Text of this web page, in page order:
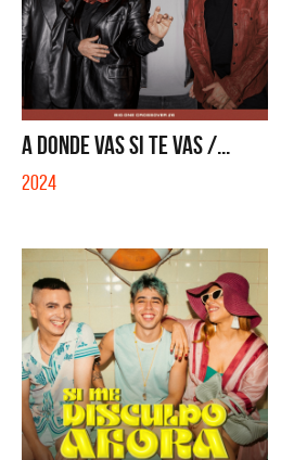
A DONDE VAS SI TE VAS /...
2024